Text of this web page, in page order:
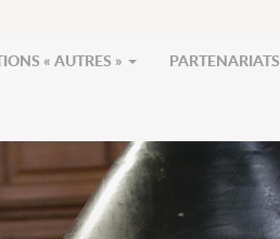
« AUTRES » PARTENARIATS